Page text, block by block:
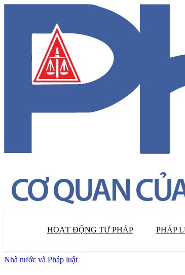
HOẠT ĐỘNG TƯ PHÁP PHÁP
Nhà nước và Pháp luật